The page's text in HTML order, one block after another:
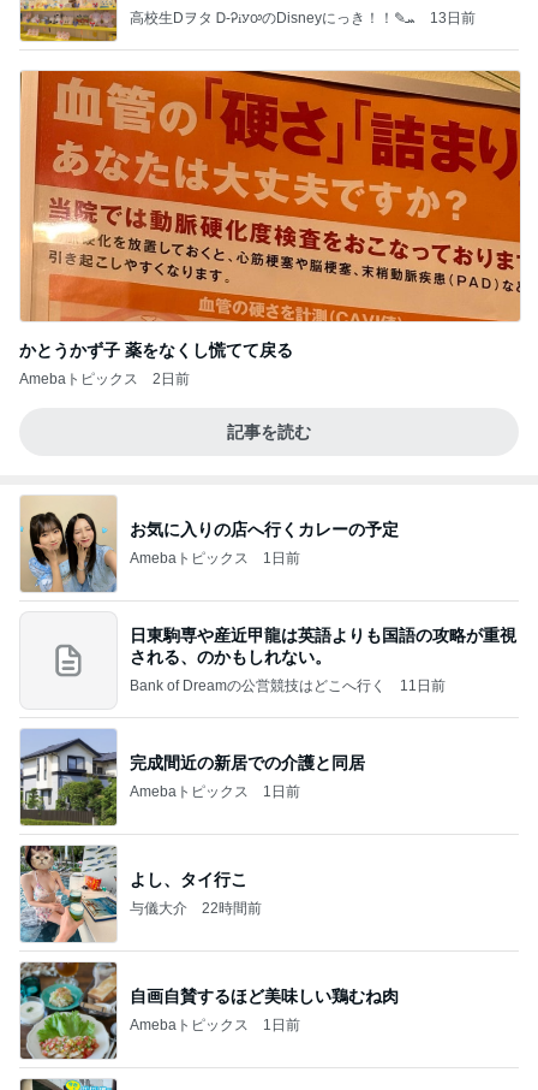
高校生Dヲタ Ꭰ-ᎮꭵꭹꭴのDisneyにっき！！✎ܚ 13日前
かとうかず子 薬をなくし慌てて戻る
Amebaトピックス 2日前
記事を読む
お気に入りの店へ行くカレーの予定
Amebaトピックス 1日前
日東駒専や産近甲龍は英語よりも国語の攻略が重視
される、のかもしれない。
Bank of Dreamの公営競技はどこへ行く 11日前
完成間近の新居での介護と同居
Amebaトピックス 1日前
よし、タイ行こ
与儀大介 22時間前
自画自賛するほど美味しい鶏むね肉
Amebaトピックス 1日前